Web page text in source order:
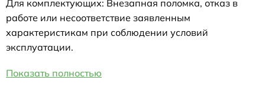
Для комплектующих: Внезапная поломка, отказ в
работе или несоответствие заявленным
характеристикам при соблюдении условий
эксплуатации.
Показать полностью